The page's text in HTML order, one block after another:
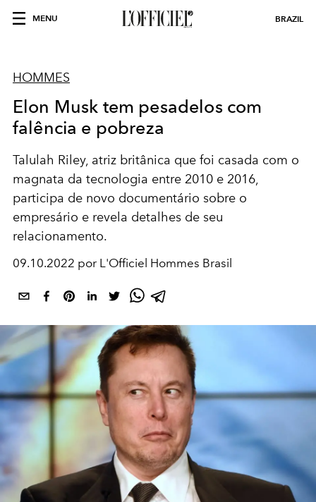
MENU BRAZIL
HOMMES
Elon Musk tem pesadelos com
falência e pobreza
Talulah Riley, atriz britânica que foi casada com o
magnata da tecnologia entre 2010 e 2016,
participa de novo documentário sobre o
empresário e revela detalhes de seu
relacionamento.
09.10.2022 por L'Officiel Hommes Brasil